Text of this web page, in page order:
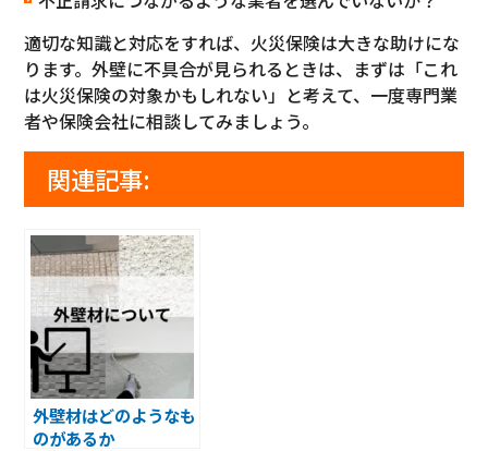
適切な知識と対応をすれば、火災保険は大きな助けにな
ります。外壁に不具合が見られるときは、まずは「これ
は火災保険の対象かもしれない」と考えて、一度専門業
者や保険会社に相談してみましょう。
関連記事:
外壁材はどのようなも
のがあるか